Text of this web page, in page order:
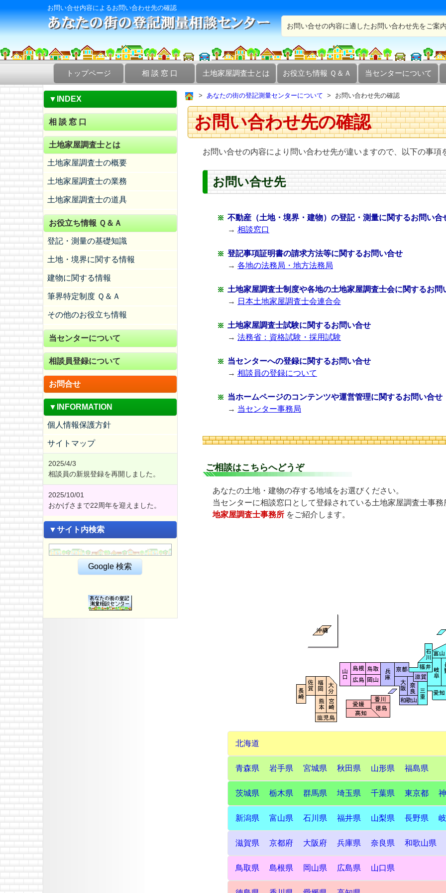
お問い合せ内容によるお問い合わせ先の確認
お問い合せの内容に適したお問い合わせ先をご案
トップページ 相 談 窓 口 土地家屋調査士とは お役立ち情報 Ｑ＆Ａ 当センターについて
▼INDEX
相 談 窓 口
土地家屋調査士とは
土地家屋調査士の概要
土地家屋調査士の業務
土地家屋調査士の道具
お役立ち情報 Ｑ＆Ａ
登記・測量の基礎知識
土地・境界に関する情報
建物に関する情報
筆界特定制度 Ｑ＆Ａ
その他のお役立ち情報
当センターについて
相談員登録について
お問合せ
▼INFORMATION
個人情報保護方針
サイトマップ
2025/4/3
相談員の新規登録を再開しました。
2025/10/01
おかげさまで22周年を迎えました。
▼サイト内検索
あなたの街の登記測量センターについて お問い合わせ先の確認
お問い合わせ先の確認
お問い合せの内容により問い合わせ先が違いますので、以下の事
お問い合せ先
不動産（土地・境界・建物）の登記・測量に関するお問い合
→相談窓口
登記事項証明書の請求方法等に関するお問い合せ
→各地の法務局・地方法務局
土地家屋調査士制度や各地の土地家屋調査士会に関するお問
→ 日本土地家屋調査士会連合会
土地家屋調査士試験に関するお問い合せ
→法務省：資格試験・採用試験
当センターへの登録に関するお問い合せ
→相談員の登録について
当ホームページのコンテンツや運営管理に関するお問い合せ
→ 当センター事務局
ご相談はこちらへどうぞ
あなたの土地・建物の存する地域をお選びください。
当センターに相談窓口として登録されている土地家屋調査士事
地家屋調査士事務所 をご紹介します。
北海道
青森県 岩手県 宮城県 秋田県 山形県 福島県
茨城県 栃木県 群馬県 埼玉県 千葉県 東京都
新潟県 富山県 石川県 福井県 山梨県 長野県
滋賀県 京都府 大阪府 兵庫県 奈良県 和歌山県
鳥取県 島根県 岡山県 広島県 山口県